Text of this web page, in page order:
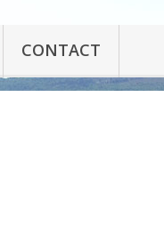
CONTACT